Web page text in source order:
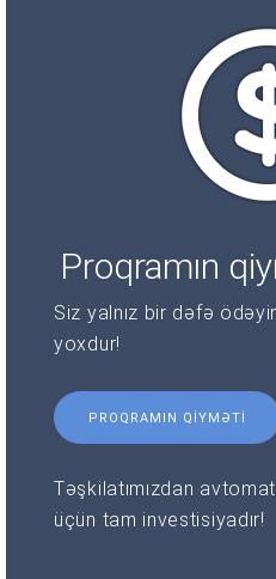
Proqramın
Siz yalnız bir dəfə
yoxdur!
PROQRAMIN QIYMƏTI
Təşkilatımızdan
üçün tam investisiyadır!